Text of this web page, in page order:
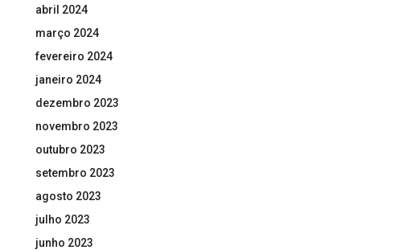
abril 2024
março 2024
fevereiro 2024
janeiro 2024
dezembro 2023
novembro 2023
outubro 2023
setembro 2023
agosto 2023
julho 2023
junho 2023